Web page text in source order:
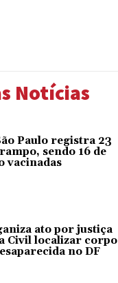
Notícias
Paulo registra 23
sendo 16 de
vacinadas
ato por justiça
Civil localizar corpo
no DF